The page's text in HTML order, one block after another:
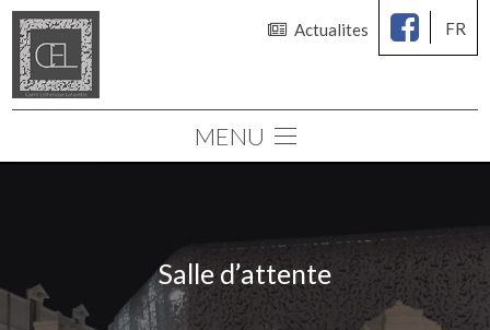
Actualites FR
MENU
Médecine esthétique
Consultations
Salle d’attente